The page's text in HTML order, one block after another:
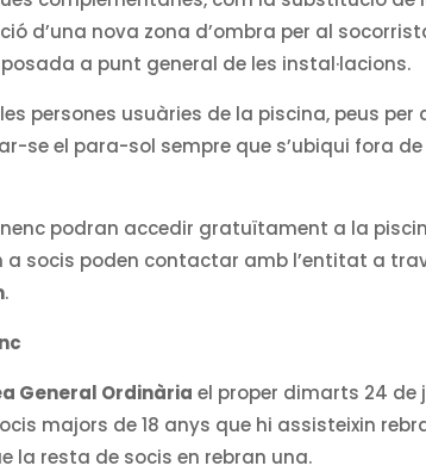
d’una nova zona d’ombra per al
a punt general de les instal·lacions.
persones usuàries de la piscina, peus per
se el para-sol sempre que s’ubiqui fora de
podran accedir gratuïtament a la
a socis poden contactar amb l’entitat a
.
General Ordinària el proper dimarts 24 de
majors de 18 anys que hi assisteixin
la resta de socis en rebran una.